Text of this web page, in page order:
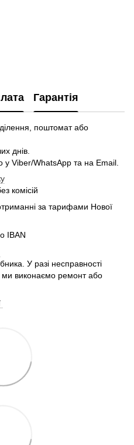
Гарантія
поштомат або
днів.
у Viber/WhatsApp та на Email.
комісій
за тарифами Нової
IBAN
У разі несправності
ми виконаємо ремонт або